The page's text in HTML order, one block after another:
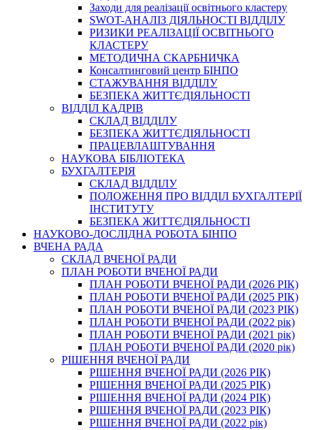
Заходи для реалізації освітнього кластеру
SWOT-АНАЛІЗ ДІЯЛЬНОСТІ ВІДДІЛУ
РИЗИКИ РЕАЛІЗАЦІЇ ОСВІТНЬОГО
КЛАСТЕРУ
МЕТОДИЧНА СКАРБНИЧКА
Консалтинговий центр БІНПО
СТАЖУВАННЯ ВІДДІЛУ
БЕЗПЕКА ЖИТТЄДІЯЛЬНОСТІ
ВІДДІЛ КАДРІВ
СКЛАД ВІДДІЛУ
БЕЗПЕКА ЖИТТЄДІЯЛЬНОСТІ
ПРАЦЕВЛАШТУВАННЯ
НАУКОВА БІБЛІОТЕКА
БУХГАЛТЕРІЯ
СКЛАД ВІДДІЛУ
ПОЛОЖЕННЯ ПРО ВІДДІЛ БУХГАЛТЕРІЇ
ІНСТИТУТУ
БЕЗПЕКА ЖИТТЄДІЯЛЬНОСТІ
НАУКОВО-ДОСЛІДНА РОБОТА БІНПО
ВЧЕНА РАДА
СКЛАД ВЧЕНОЇ РАДИ
ПЛАН РОБОТИ ВЧЕНОЇ РАДИ
ПЛАН РОБОТИ ВЧЕНОЇ РАДИ (2026 РІК)
ПЛАН РОБОТИ ВЧЕНОЇ РАДИ (2025 РІК)
ПЛАН РОБОТИ ВЧЕНОЇ РАДИ (2023 РІК)
ПЛАН РОБОТИ ВЧЕНОЇ РАДИ (2022 рік)
ПЛАН РОБОТИ ВЧЕНОЇ РАДИ (2021 рік)
ПЛАН РОБОТИ ВЧЕНОЇ РАДИ (2020 рік)
РІШЕННЯ ВЧЕНОЇ РАДИ
РІШЕННЯ ВЧЕНОЇ РАДИ (2026 РІК)
РІШЕННЯ ВЧЕНОЇ РАДИ (2025 РІК)
РІШЕННЯ ВЧЕНОЇ РАДИ (2024 РІК)
РІШЕННЯ ВЧЕНОЇ РАДИ (2023 РІК)
РІШЕННЯ ВЧЕНОЇ РАДИ (2022 рік)